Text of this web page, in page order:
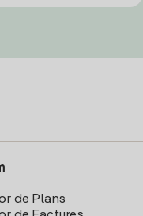
de Plans